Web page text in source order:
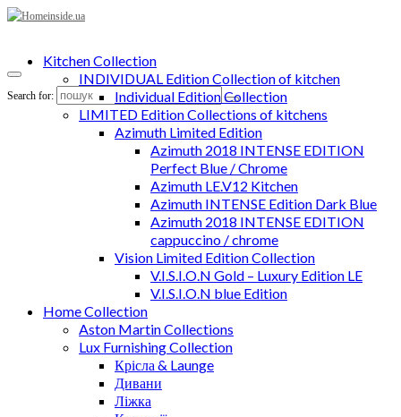
Search for:
Kitchen Collection
INDIVIDUAL Edition Collection of kitchen
Individual Edition Collection
LIMITED Edition Collections of kitchens
Azimuth Limited Edition
Azimuth 2018 INTENSE EDITION
Perfect Blue / Chrome
Azimuth LE.V12 Kitchen
Azimuth INTENSE Edition Dark Blue
Azimuth 2018 INTENSE EDITION
cappuccino / chrome
Vision Limited Edition Collection
V.I.S.I.O.N Gold – Luxury Edition LE
V.I.S.I.O.N blue Edition
Home Collection
Aston Martin Collections
Lux Furnishing Collection
Крісла & Launge
Дивани
Ліжка